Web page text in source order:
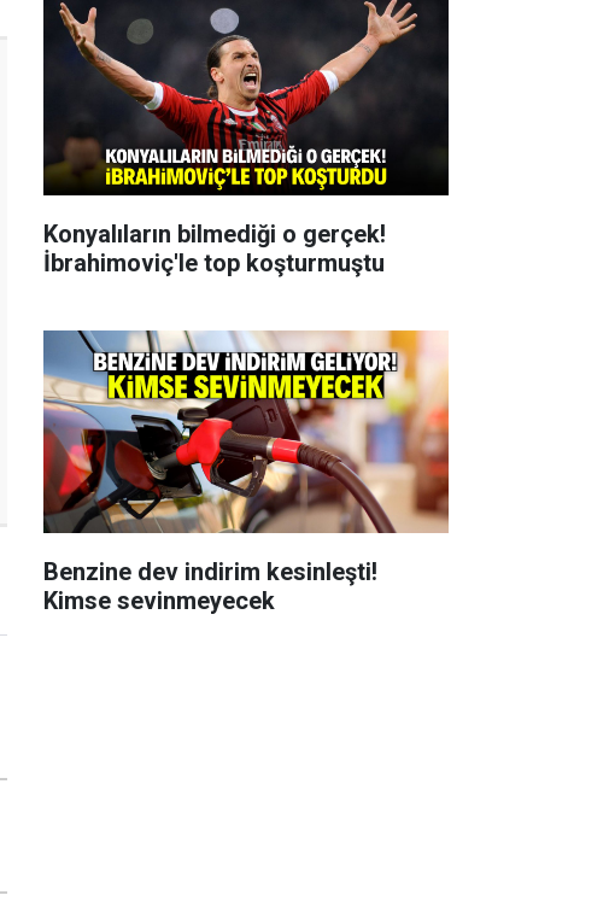
Konyalıların bilmediği o gerçek!
İbrahimoviç'le top koşturmuştu
Benzine dev indirim kesinleşti!
Kimse sevinmeyecek